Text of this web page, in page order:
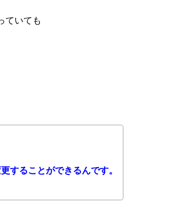
ていても
することができるんです。